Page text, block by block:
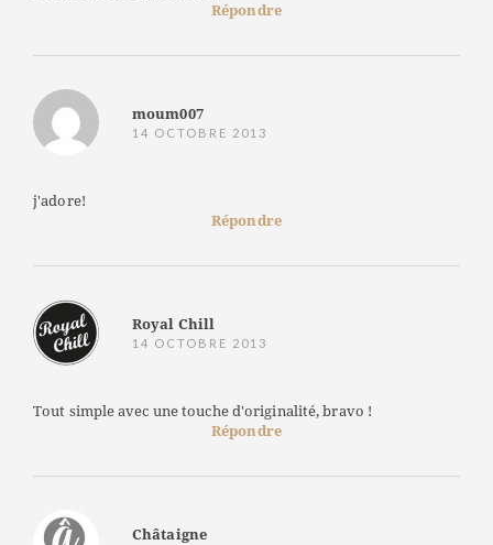
Répondre
moum007
14 OCTOBRE 2013
j'adore!
Répondre
Royal Chill
14 OCTOBRE 2013
Tout simple avec une touche d'originalité, bravo !
Répondre
Châtaigne